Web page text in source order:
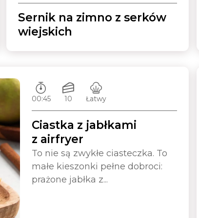
Sernik na zimno z serków
wiejskich
Czas przygotowywania:
00:45
Ilość porcji:
10
Poziom trudności:
Łatwy
Ciastka z jabłkami
z airfryer
To nie są zwykłe ciasteczka. To
małe kieszonki pełne dobroci:
prażone jabłka z...